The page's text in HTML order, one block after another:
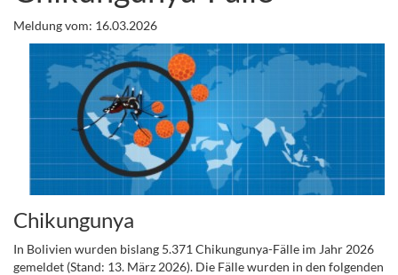
Meldung vom: 16.03.2026
Chikungunya
In Bolivien wurden bislang 5.371 Chikungunya-Fälle im Jahr 2026
gemeldet (Stand: 13. März 2026). Die Fälle wurden in den folgenden